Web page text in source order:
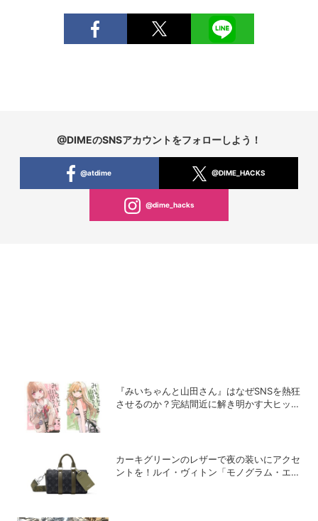
@DIMEのSNSアカウントをフォローしよう！
@atdime @DIME_HACKS
@dime_hacks
『みいちゃんと山田さん』はなぜSNSを熱狂
させるのか？完結間近に解き明かす大ヒット
カーキグリーンのレザーで夜の装いにアクセ
ントを！ルイ・ヴィトン「モノグラム・エク